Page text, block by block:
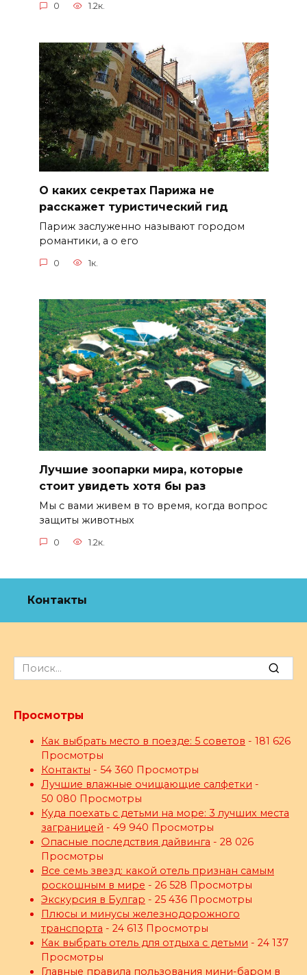
0 1.2к.
О каких секретах Парижа не
расскажет туристический гид
Париж заслуженно называют городом
романтики, а о его
0 1к.
Лучшие зоопарки мира, которые
стоит увидеть хотя бы раз
Мы с вами живем в то время, когда вопрос
защиты животных
0 1.2к.
Контакты
Search
for:
Просмотры
Как выбрать место в поезде: 5 советов - 181 626
Просмотры
Контакты - 54 360 Просмотры
Лучшие влажные очищающие салфетки -
50 080 Просмотры
Куда поехать с детьми на море: 3 лучших места
заграницей - 49 940 Просмотры
Опасные последствия дайвинга - 28 026
Просмотры
Все семь звезд: какой отель признан самым
роскошным в мире - 26 528 Просмотры
Экскурсия в Булгар - 25 436 Просмотры
Плюсы и минусы железнодорожного
транспорта - 24 613 Просмотры
Как выбрать отель для отдыха с детьми - 24 137
Просмотры
Главные правила пользования мини-баром в